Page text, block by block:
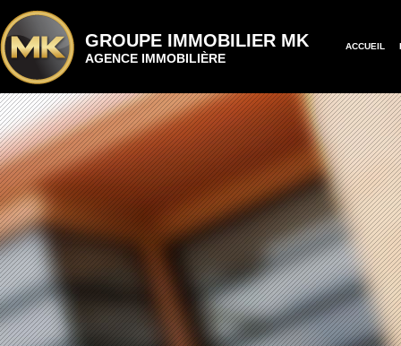
GROUPE IMMOBILIER MK
AGENCE IMMOBILIÈRE
ACCUEIL